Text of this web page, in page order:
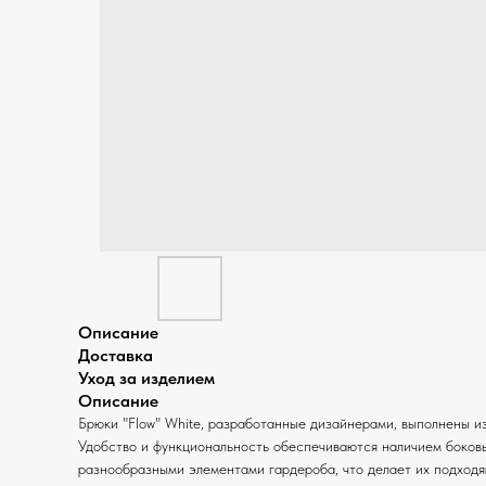
Описание
Доставка
Уход за изделием
Описание
Брюки "Flow" White, разработанные дизайнерами, выполнены
Удобство и функциональность обеспечиваются наличием
разнообразными элементами гардероба, что делает их